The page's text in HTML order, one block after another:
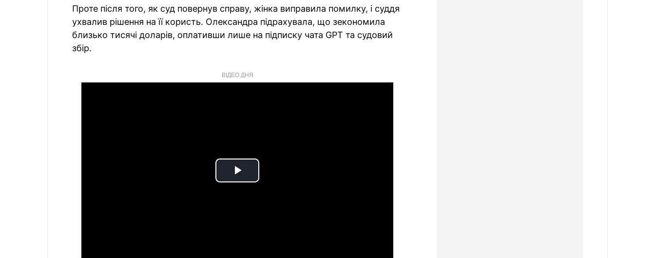
Проте після того, як суд повернув справу, жінка виправила помилку, і суддя
ухвалив рішення на її користь. Олександра підрахувала, що зекономила
близько тисячі доларів, оплативши лише на підписку чата GPT та судовий
збір.
ВІДЕО ДНЯ
Play